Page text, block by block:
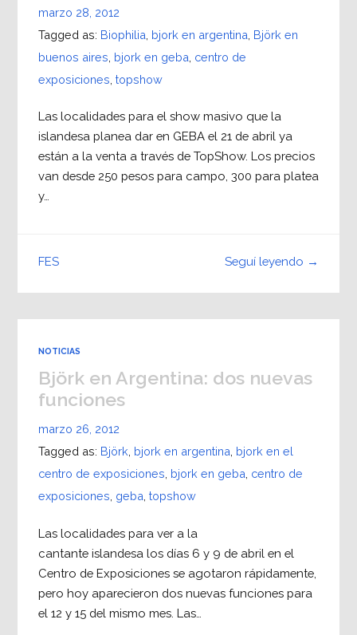
marzo 28, 2012
Tagged as: Biophilia bjork en argentina Björk en
buenos aires bjork en geba centro de
exposiciones topshow
Las localidades para el show masivo que la
islandesa planea dar en GEBA el 21 de abril ya
están a la venta a través de TopShow. Los precios
van desde 250 pesos para campo, 300 para platea
y…
Seguí leyendo →
FES
NOTICIAS
Björk en Argentina: dos nuevas
funciones
marzo 26, 2012
Tagged as: Björk bjork en argentina bjork en el
centro de exposiciones bjork en geba centro de
exposiciones geba topshow
Las localidades para ver a la
cantante islandesa los días 6 y 9 de abril en el
Centro de Exposiciones se agotaron rápidamente,
pero hoy aparecieron dos nuevas funciones para
el 12 y 15 del mismo mes. Las…